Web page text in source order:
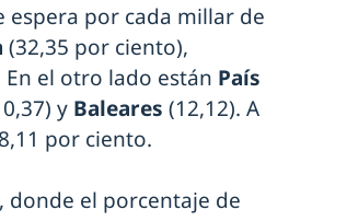
espera por cada millar de
(32,35 por ciento),
En el otro lado están País
y Baleares (12,12). A
por ciento.
, donde el porcentaje de